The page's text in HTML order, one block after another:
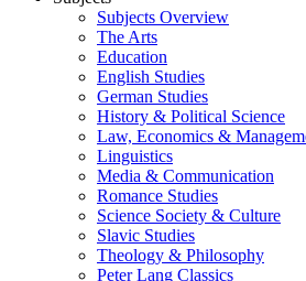
Subjects Overview
The Arts
Education
English Studies
German Studies
History & Political Science
Law, Economics &
Linguistics
Media & Communication
Romance Studies
Science Society & Culture
Slavic Studies
Theology & Philosophy
Peter Lang Classics